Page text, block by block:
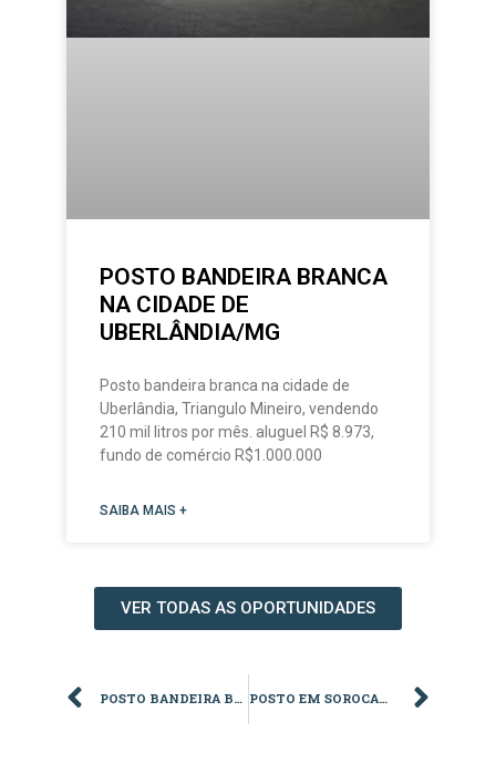
POSTO BANDEIRA BRANCA
NA CIDADE DE
UBERLÂNDIA/MG
Posto bandeira branca na cidade de
Uberlândia, Triangulo Mineiro, vendendo
210 mil litros por mês. aluguel R$ 8.973,
fundo de comércio R$1.000.000
SAIBA MAIS +
VER TODAS AS OPORTUNIDADES
POSTO BANDEIRA BRANCA NO BAIRRO DE BUTANTÃ, SÃO PAULO/SP POSTO EM SOROCABA/SP